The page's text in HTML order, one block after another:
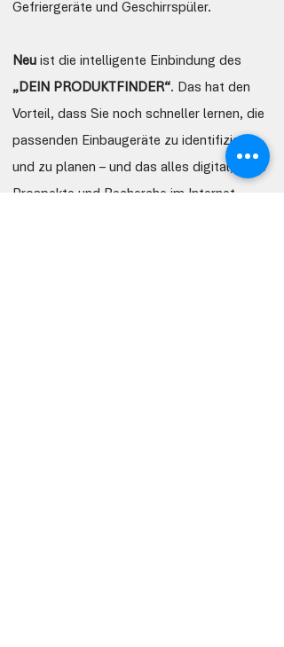
Gefriergeräte und Geschirrspüler.
Neu ist die intelligente Einbindung des
„DEIN PRODUKTFINDER“. Das hat den
Vorteil, dass Sie noch schneller lernen, die
passenden Einbaugeräte zu identifizieren
und zu planen – und das alles digital, ohne
Prospekte und Recherche im Internet.